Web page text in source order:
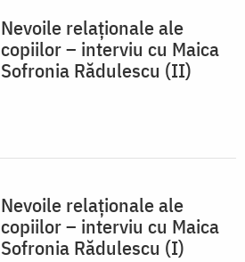
Nevoile relaționale ale
copiilor – interviu cu Maica
Sofronia Rădulescu (II)
Nevoile relaționale ale
copiilor – interviu cu Maica
Sofronia Rădulescu (I)